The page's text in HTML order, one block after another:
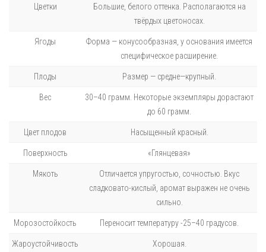
Цветки
Большие, белого оттенка. Располагаются на
твёрдых цветоносах.
Ягоды
Форма — конусообразная, у основания имеется
специфическое расширение.
Плоды Размер — средне—крупный.
Вес
30–40 грамм. Некоторые экземпляры дорастают
до 60 грамм.
Цвет плодов Насыщенный красный.
Поверхность «Глянцевая»
Мякоть
Отличается упругостью, сочностью. Вкус
сладковато-кислый, аромат выражен не очень
сильно.
Морозостойкость Переносит температуру -25–40 градусов.
Жароустойчивость Хорошая.